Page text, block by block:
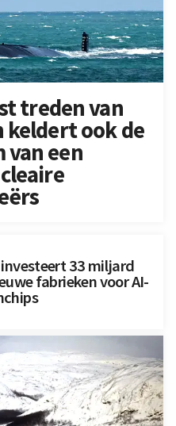
treden van
keldert ook de
van een
33 miljard
fabrieken voor AI-